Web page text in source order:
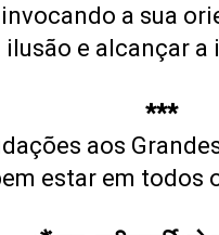
invocando a sua
ilusão e alcançar
***
aos
estar em todos